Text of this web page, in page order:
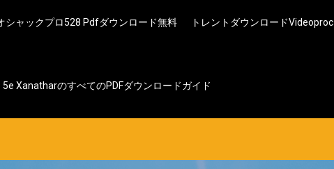
シャックプロ528 Pdfダウンロード無料 トレントダウンロードvideoproc
5e XanatharのすべてのPDFダウンロードガイド